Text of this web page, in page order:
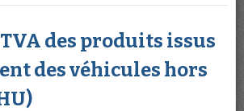
des produits issus
des véhicules hors